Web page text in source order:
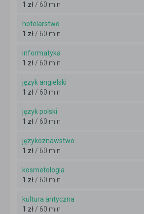
1 zł/ 60 min
hotelarstwo
1 zł/ 60 min
informatyka
1 zł/ 60 min
język angielski
1 zł/ 60 min
język polski
1 zł/ 60 min
językoznawstwo
1 zł/ 60 min
kosmetologia
1 zł/ 60 min
kultura antyczna
1 zł/ 60 min